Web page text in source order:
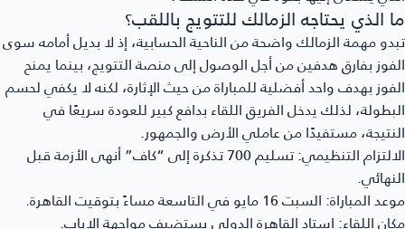
ما الذي يحتاجه الزمالك للتتويج باللقب؟
تبدو مهمة الزمالك واضحة من الناحية الحسابية، إذ لا بديل أمامه سوى
الفوز بفارق هدفين من أجل الوصول إلى منصة التتويج، بينما يمنح
الفوز بهدف واحد أفضلية للمباراة من حيث الإثارة، لكنه لا يكفي لحسم
البطولة، لذلك يدخل الفريق اللقاء بدافع كبير للعودة سريعًا في
النتيجة، مستفيدًا من عاملي الأرض والجمهور.
الالتزام التنظيمي:
تسليم 700 تذكرة إلى “كاف” أنهى الأزمة قبل
النهائي.
موعد المباراة:السبت 16 مايو في التاسعة مساءً بتوقيت القاهرة.
مكان اللقاء:استاد القاهرة الدولي يستضيف مواجهة الإياب.